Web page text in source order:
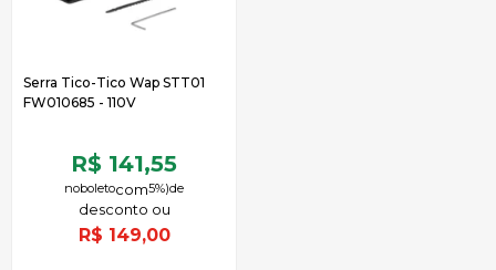
Serra Tico-Tico Wap STT01
FW010685 - 110V
R$ 141,55
de
5%)
noboleto
R$ 149,00